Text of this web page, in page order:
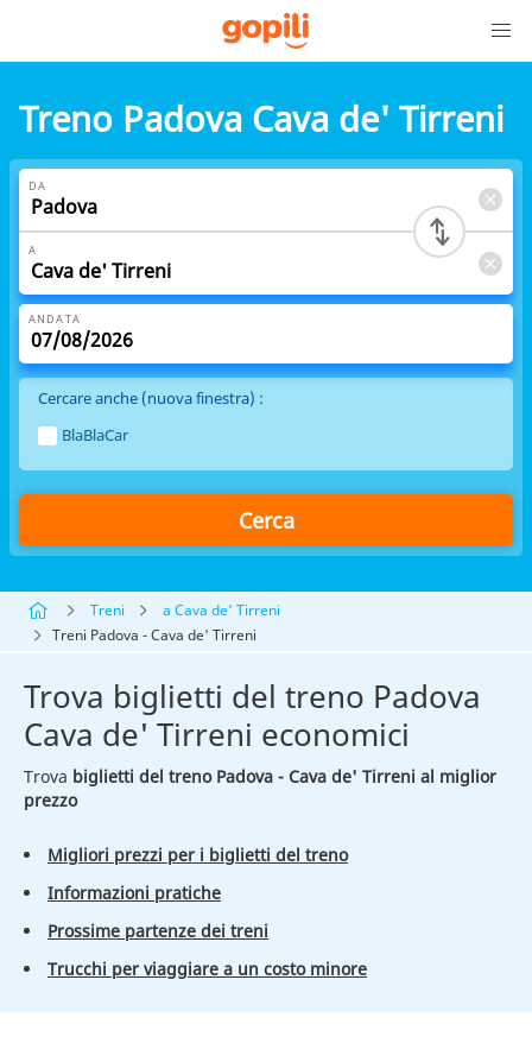
Treno Padova Cava de' Tirreni
DA
A
ANDATA
Cercare anche (nuova finestra) :
BlaBlaCar
Cerca
Treni
a Cava de' Tirreni
Treni Padova - Cava de' Tirreni
Trova biglietti del treno Padova
Cava de' Tirreni economici
Trova biglietti del treno Padova - Cava de' Tirreni al miglior
prezzo
Migliori prezzi per i biglietti del treno
Informazioni pratiche
Prossime partenze dei treni
Trucchi per viaggiare a un costo minore